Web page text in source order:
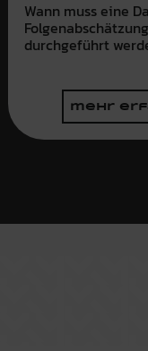
Wann muss eine
durchgeführt
mehr